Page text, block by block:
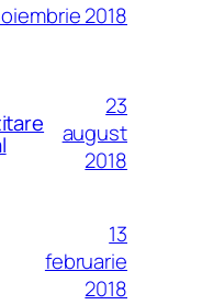
2018
23
august
2018
13
februarie
2018